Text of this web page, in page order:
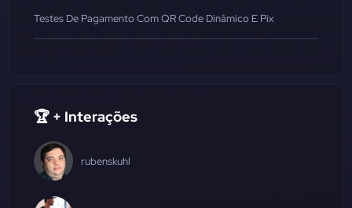
Testes De Pagamento Com QR Code Dinâmico E Pix
🏆 + Interações
rubenskuhl